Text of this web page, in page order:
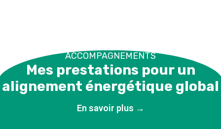
ACCOMPAGNEMENTS
Mes prestations pour un
alignement énergétique global
En savoir plus →